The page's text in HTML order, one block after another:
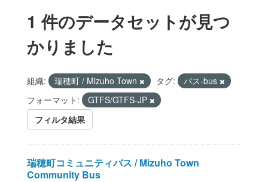
1 件のデータセットが見つ
かりました
組織: 瑞穂町 / Mizuho Town タグ:
バス-bus
フォーマット:
GTFS/GTFS-JP
フィルタ結果
瑞穂町コミュニティバス / Mizuho Town
Community Bus